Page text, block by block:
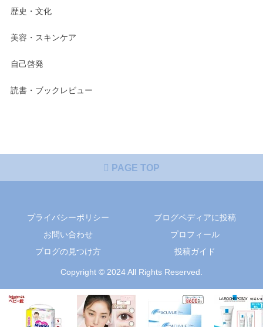
歴史・文化
美容・スキンケア
自己啓発
読書・ブックレビュー
PAGE TOP
プライバシーポリシー
ブログペディアに投稿
お問い合わせ
プロフィール
ブログの見つけ方
投稿ガイド
Copyright © 2024 All Rights Reserved.